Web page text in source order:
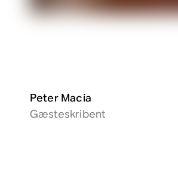
Peter Macia
Gæsteskribent